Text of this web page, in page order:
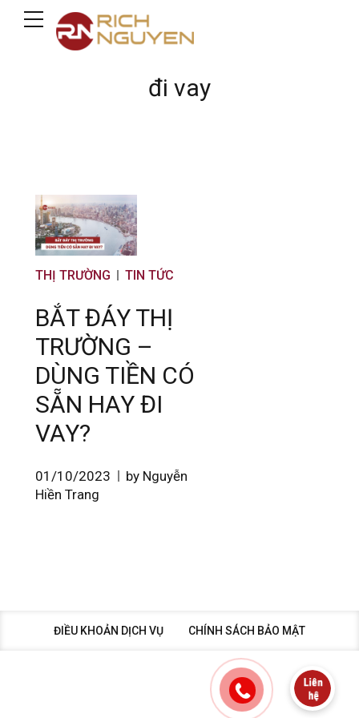
đi vay
THỊ TRƯỜNG TIN TỨC
BẮT ĐÁY THỊ
TRƯỜNG –
DÙNG TIỀN CÓ
SẴN HAY ĐI
VAY?
01/10/2023
by Nguyễn
Hiền Trang
ĐIỀU KHOẢN DỊCH VỤ CHÍNH SÁCH BẢO MẬT